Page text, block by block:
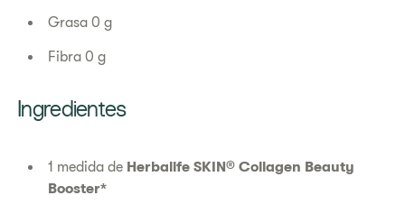
Grasa 0 g
Fibra 0 g
Ingredientes
1 medida de Herbalife SKIN® Collagen Beauty
Booster*